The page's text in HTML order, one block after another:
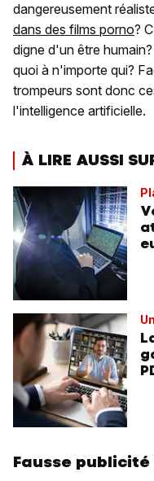
dangereusement
dans des films porno?
digne d'un être
quoi à n'importe qui?
trompeurs sont donc
l'intelligence artificielle.
À LIRE AUSSI
Fausse publicité